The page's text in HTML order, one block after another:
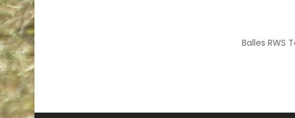
Balles RWS